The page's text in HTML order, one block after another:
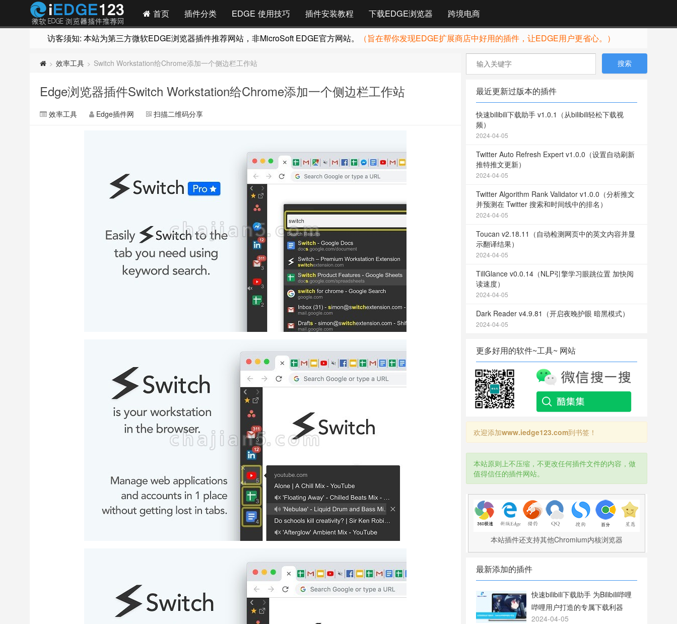
首页 插件分类 EDGE 使用技巧 插件安装教程 下载EDGE浏览器 跨境电商
访客须知: 本站为第三方微软EDGE浏览器插件推荐网站，非MicroSoft EDGE官方网站。 （旨在帮你发现EDGE扩展商店中好用的插件，让EDGE用户更省心。）
> 效率工具 > Switch Workstation给Chrome添加一个侧边栏工作站
Edge浏览器插件Switch Workstation给Chrome添加一个侧边栏工作站
效率工具 Edge插件网 扫描二维码分享
最近更新过版本的插件
快速bilibili下载助手 v1.0.1（从bilibili轻松下载视
频）
2024-04-05
Twitter Auto Refresh Expert v1.0.0（设置自动刷新
推特推文更新）
2024-04-05
Twitter Algorithm Rank Validator v1.0.0（分析推文
并预测在 Twitter 搜索和时间线中的排名）
2024-04-05
Toucan v2.18.11（自动检测网页中的英文内容并显
示翻译结果）
2024-04-05
TillGlance v0.0.14（NLP引擎学习眼跳位置 加快阅
读速度）
2024-04-05
Dark Reader v4.9.81（开启夜晚护眼 暗黑模式）
2024-04-05
更多好用的软件~工具~ 网站
欢迎添加www.iedge123.com到书签！
本站原则上不压缩，不更改任何插件文件的内容，做
值得信任的插件网站。
本站插件还支持其他Chromium内核浏览器
最新添加的插件
快速bilibili下载助手 为Bilibili哔哩
哔哩用户打造的专属下载利器
2024-04-05